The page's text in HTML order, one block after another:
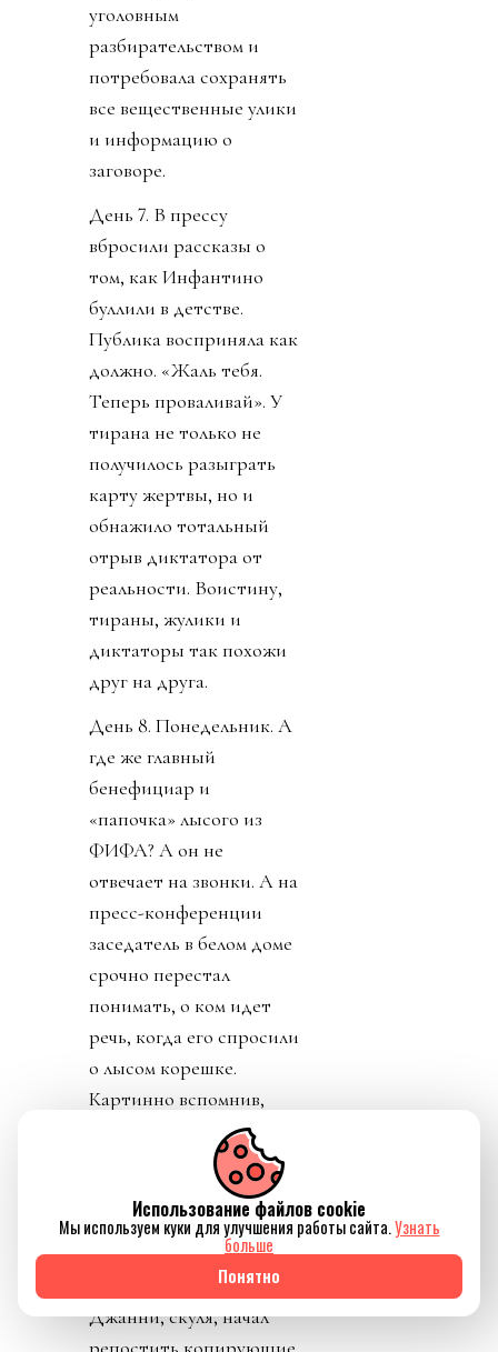
уголовным
разбирательством и
потребовала сохранять
все вещественные улики
и информацию о
заговоре.
День 7. В прессу
вбросили рассказы о
том, как Инфантино
буллили в детстве.
Публика восприняла как
должно. «Жаль тебя.
Теперь проваливай». У
тирана не только не
получилось разыграть
карту жертвы, но и
обнажило тотальный
отрыв диктатора от
реальности. Воистину,
тираны, жулики и
диктаторы так похожи
друг на друга.
День 8. Понедельник. А
где же главный
бенефициар и
«папочка» лысого из
ФИФА? А он не
отвечает на звонки. А на
пресс-конференции
заседатель в белом доме
срочно перестал
понимать, о ком идет
речь, когда его спросили
о лысом корешке.
Картинно вспомнив,
дон заявил, что не
разговаривал с
Инфантино. Лишенный
благословения патрона,
скукожившийся до
размеров Волдеморта,
Джанни, скуля, начал
Использование файлов cookie
Мы используем куки для улучшения работы сайта.Узнать
больше
Понятно